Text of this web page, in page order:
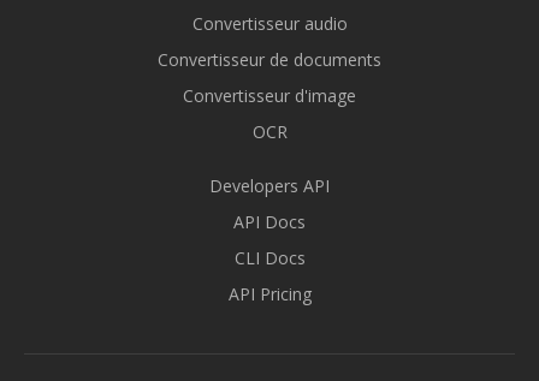
Convertisseur audio
Convertisseur de documents
Convertisseur d'image
OCR
Developers API
API Docs
CLI Docs
API Pricing